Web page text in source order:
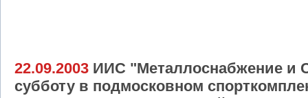
22.09.2003 ИИС "Металлоснабжение и
субботу в подмосковном